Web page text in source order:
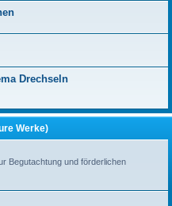
Drechseln
Werke)
Begutachtung und förderlichen